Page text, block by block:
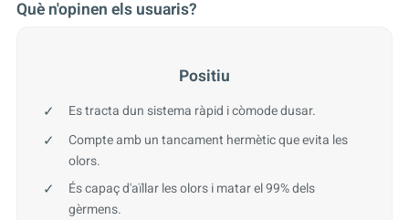
Què n'opinen els usuaris?
Positiu
Es tracta dun sistema ràpid i còmode dusar.
Compte amb un tancament hermètic que evita les
olors.
És capaç d'aïllar les olors i matar el 99% dels
gèrmens.